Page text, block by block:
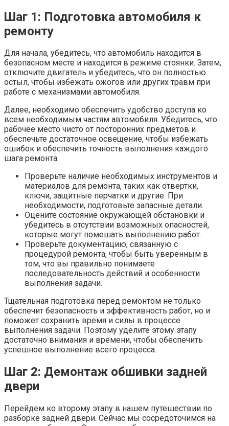
Шаг 1: Подготовка автомобиля к
ремонту
Для начала, убедитесь, что автомобиль находится в
безопасном месте и находится в режиме стоянки. Затем,
отключите двигатель и убедитесь, что он полностью
остыл, чтобы избежать ожогов или других травм при
работе с механизмами автомобиля.
Далее, необходимо обеспечить удобство доступа ко
всем необходимым частям автомобиля. Убедитесь, что
рабочее место чисто от посторонних предметов и
обеспечьте достаточное освещение, чтобы избежать
ошибок и обеспечить точность выполнения каждого
шага ремонта.
Проверьте наличие необходимых инструментов и
материалов для ремонта, таких как отвертки,
ключи, защитные перчатки и другие. При
необходимости, подготовьте запасные детали.
Оцените состояние окружающей обстановки и
убедитесь в отсутствии возможных опасностей,
которые могут помешать выполнению работ.
Проверьте документацию, связанную с
процедурой ремонта, чтобы быть уверенным в
том, что вы правильно понимаете
последовательность действий и особенности
выполнения задачи.
Тщательная подготовка перед ремонтом не только
обеспечит безопасность и эффективность работ, но и
поможет сохранить время и силы в процессе
выполнения задачи. Поэтому уделите этому этапу
достаточно внимания и времени, чтобы обеспечить
успешное выполнение всего процесса.
Шаг 2: Демонтаж обшивки задней
двери
Перейдем ко второму этапу в нашем путешествии по
разборке задней двери. Сейчас мы сосредоточимся на